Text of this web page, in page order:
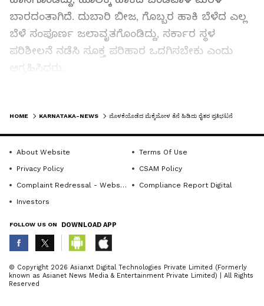
ಬಾರದಂತಾಗಿದೆ. ದುಬಾರಿ ಬೀಜ, ಗೊಬ್ಬರ ಹಾಕಿ ಬೆಳೆದ ಎಲ್ಲ
ಬೆಳೆ ಸಂಪೂರ್ಣ ಜಲಾವೃತಗೊಂಡಿದ್ದು, ಸರ್ಕಾರ ಸ್ಥಳ
ಪರಿಶೀಲನೆ ನಡೆಸಿ ಸೂಕ್ತ ಪರಿಹಾರ ಒದಗಿಸಬೇಕು ಎಂದು
ಆಗ್ರಹಿಸಿದರು.
ಬೆಳೆದ ಬೆಳೆ ಮೊದಲು ಕಾಡು ಪ್ರಾಣಿ, ಪಕ್ಷಿಗಳ
ಪಾಲಾಗುತ್ತಿರುವುದು, ಒಂದೆಡೆಯಾದರೆ ಪೈರು ಬರುವಷ್ಟರಲ್ಲಿ
ವಿಪರೀತ ಮಳೆ ಸುರಿದು ಬೆಳೆದ ಬೆಳೆ ಸಂಪೂರ್ಣ ನಾಶವಾಗಿದೆ.
ಕಟಾವಿಗೆ ಬಂದ ಬೆಳೆ ಮಳೆ ನೀರಿನಲ್ಲಿ ಜಲಾವೃತಗೊಂಡು
ಕೊಳೆಯುತ್ತಿದೆ. ತಕ್ಷಣ ಅಧಿಕಾರಿಗಳು ಎಚ್ಚೆತ್ತುಕೊಂಡು
ಕೂಡಲೇ ರೈತರಿಗೆ ಬೆಳೆಹಾನಿ ಪರಿಹಾರ ನೀಡಬೇಕು ಎಂದು
ಬಹುತೇಕ ರೈತರು ಮುಂಗಾರು ಹಂತದಲ್ಲಿ ಬಿತ್ತನೆ ಮಾಡಿದ
ಬೆಳೆ ಕಟಾವ ಮಾಡುವ ಹಂತಕ್ಕೆ ಬಂದಿದ್ದು, ಪ್ರಮುಖ
ಬೆಳೆಗಳಾದ ಗೋವಿನ ಜೋಳ, ಶೇಂಗಾ, ಬಿಟಿ ಹತ್ತಿ, ಕೆಂಪು
ABOUT THE AUTHOR
K KannadaprabhaNewsNetwork
HOME KARNATAKA-NEWS ಮೊಳಕೆಯೊಡೆದ ಮೆಕ್ಕೆಜೋಳ ತೆನೆ ಹಿಡಿದು ರೈತರ ಪ್ರತಿಭಟನೆ
About Website
Terms Of Use
Privacy Policy
CSAM Policy
Complaint Redressal - Website
Compliance Report Digital
Investors
FOLLOW US ON DOWNLOAD APP
© Copyright 2026 Asianxt Digital Technologies Private Limited (Formerly
known as Asianet News Media & Entertainment Private Limited) | All Rights
Reserved